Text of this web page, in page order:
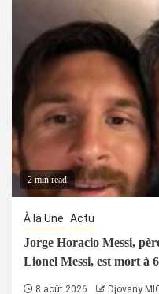
2 min read
À la Une Actu
Jorge Horacio Messi,
Lionel Messi, est mort à
8 août 2026 Djovany